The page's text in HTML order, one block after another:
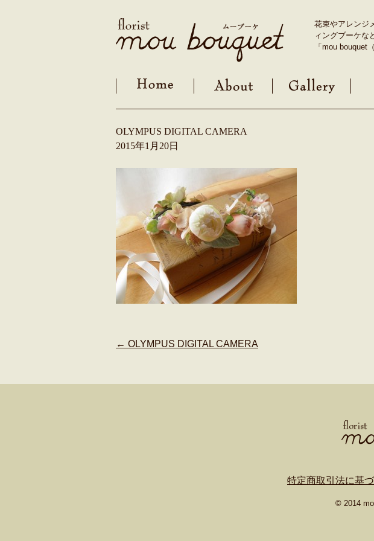
Skip
to
花束やアレンジ
ィングブーケな
「mou bouquet
OLYMPUS DIGITAL CAMERA
2015年1月20日
Post
← OLYMPUS DIGITAL CAMERA
特定商取引法に基
© 2014